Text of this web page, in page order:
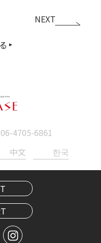
NEXT
06-4705-6861
中文 한국